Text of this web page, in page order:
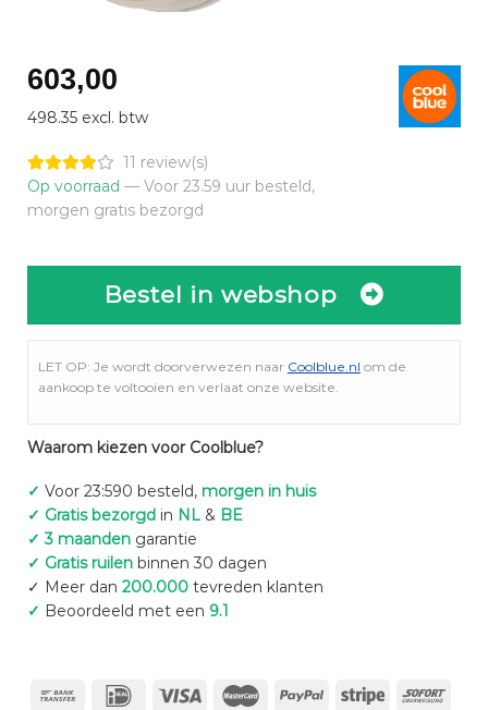
603,00
498.35 excl. btw
11 review(s)
Op voorraad — Voor 23.59 uur besteld,
morgen gratis bezorgd
Bestel in webshop
LET OP: Je wordt doorverwezen naar Coolblue.nl om de
aankoop te voltooien en verlaat onze website.
Waarom kiezen voor Coolblue?
✓ Voor 23:590 besteld, morgen in huis
✓ Gratis bezorgd in NL& BE
✓ 3 maanden garantie
✓ Gratis ruilenbinnen 30 dagen
✓ Meer dan 200.000tevreden klanten
✓ Beoordeeld met een 9.1